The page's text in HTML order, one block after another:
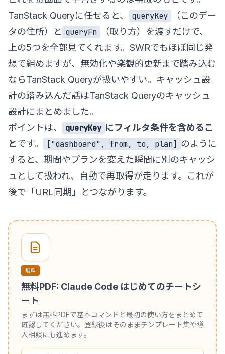
TanStack Queryに任せると、
queryKey
（このデー
タの住所）と queryFn
（取り方）を渡すだけで、
上の5つを全部見てくれます。SWRでもほぼ同じ発
想で組めますが、無効化や楽観的更新まで踏み込む
ならTanStack Queryが扱いやすい。キャッシュ設
計の踏み込んだ話はTanStack Queryのキャッシュ
設計にまとめました。
ポイントは、
queryKey にフィルタ条件を含めるこ
とです。 ["dashboard", from, to, plan] のように
すると、期間やプランを変えた瞬間に別のキャッシ
ュとして扱われ、自動で再取得が走ります。これが
後で「URL同期」とつながります。
無料
無料PDF: Claude Code はじめてのチートシ
ート
まずは無料PDFで基本コマンドと最初の使い方をまとめて
確認してください。登録後はそのままテンプレート集や導
入相談にも進めます。